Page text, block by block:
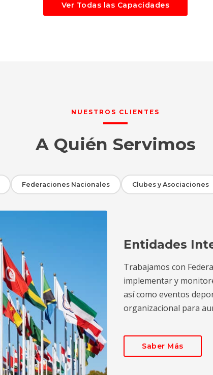
Ver Todas las Capacidades
NUESTROS CLIENTES
A Quién Servimos
Federaciones Nacionales Clubes y Asociaciones
Entidades
Trabajamos con
implementar y
así como eventos
organizacional para
Saber Más